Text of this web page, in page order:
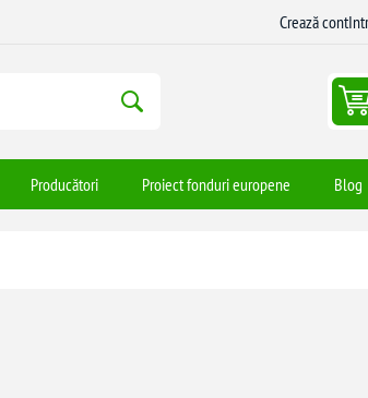
Crează cont
Producători Proiect fonduri europene Blog